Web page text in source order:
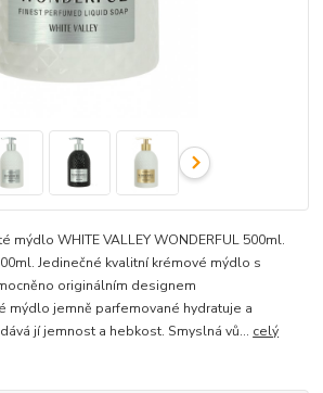
mýdlo WHITE VALLEY WONDERFUL 500ml.
Jedinečné kvalitní krémové mýdlo s
originálním designem
mýdlo jemně parfemované hydratuje a
jí jemnost a hebkost. Smyslná vů... celý